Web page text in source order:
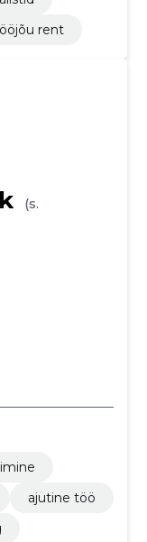
rent
(s.
ajutine töö